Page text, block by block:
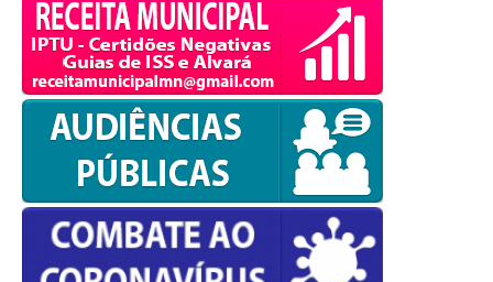
WPCookiePro